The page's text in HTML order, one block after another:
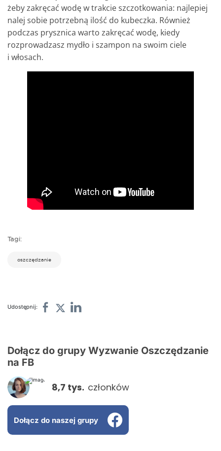
żeby zakręcać wodę w trakcie szczotkowania: najlepiej
nalej sobie potrzebną ilość do kubeczka. Również
podczas prysznica warto zakręcać wodę, kiedy
rozprowadzasz mydło i szampon na swoim ciele
i włosach.
Tagi:
oszczędzanie
Udostępnij:
Dołącz do grupy Wyzwanie Oszczędzanie
na FB
Dołącz do naszej grupy
8,7 tys. członków